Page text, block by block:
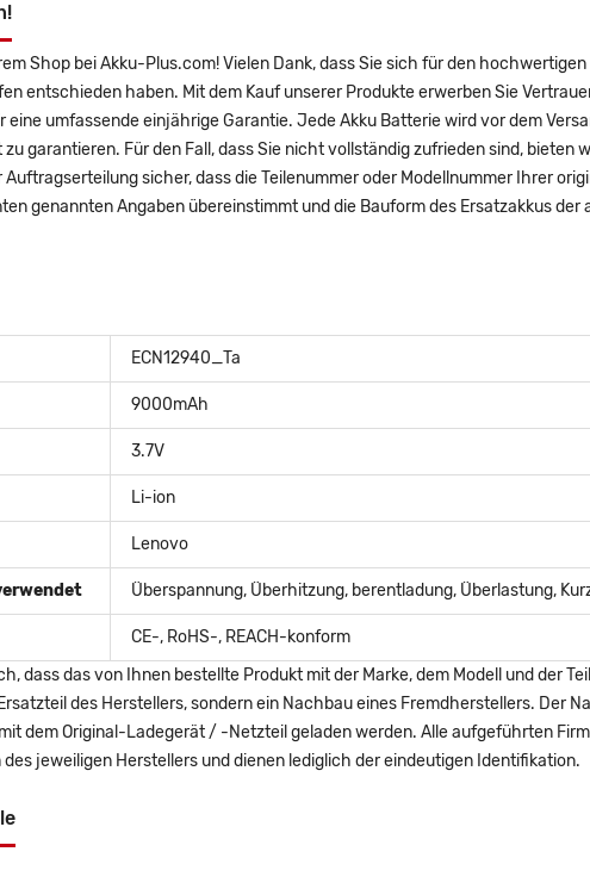
Shop bei Akku-Plus.com! Vielen Dank, dass Sie sich für den
entschieden haben. Mit dem Kauf unserer Produkte erwerben Sie
eine umfassende einjährige Garantie. Jede Akku Batterie wird vor dem
garantieren. Für den Fall, dass Sie nicht vollständig zufrieden sind,
sicher, dass die Teilenummer oder Modellnummer Ihrer
genannten Angaben übereinstimmt und die Bauform des Ersatzakkus der
ECN12940_Ta
9000mAh
3.7V
Li-ion
Lenovo
Überspannung, Überhitzung, berentladung, Überlastung,
CE-, RoHS-, REACH-konform
dass das von Ihnen bestellte Produkt mit der Marke, dem Modell und der
des Herstellers, sondern ein Nachbau eines Fremdherstellers. Der
dem Original-Ladegerät / -Netzteil geladen werden. Alle aufgeführten
jeweiligen Herstellers und dienen lediglich der eindeutigen Identifikation.